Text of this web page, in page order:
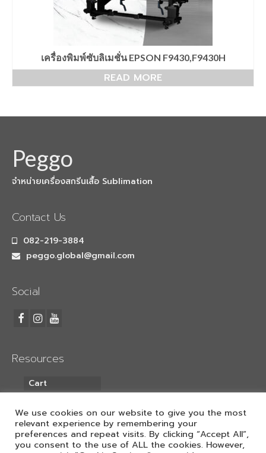
เครื่องพิมพ์ซับลิเมชั่น EPSON F9430,F9430H
READ MORE
Peggo
จำหน่ายเครื่องสกรีนเสื้อ Sublimation
Contact Us
082-219-3884
peggo.global@gmail.com
Social
Resources
Cart
ค้นหา
We use cookies on our website to give you the most
relevant experience by remembering your
preferences and repeat visits. By clicking “Accept All”,
you consent to the use of ALL the cookies. However,